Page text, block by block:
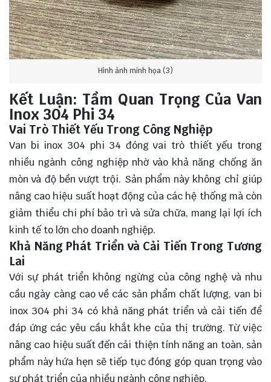
Hình ảnh minh họa (3)
Kết Luận: Tầm Quan Trọng Của Van
Inox 304 Phi 34
Vai Trò Thiết Yếu Trong Công Nghiệp
Van bi inox 304 phi 34 đóng vai trò thiết yếu trong
nhiều ngành công nghiệp nhờ vào khả năng chống ăn
mòn và độ bền vượt trội. Sản phẩm này không chỉ giúp
nâng cao hiệu suất hoạt động của các hệ thống mà còn
giảm thiểu chi phí bảo trì và sửa chữa, mang lại lợi ích
kinh tế to lớn cho doanh nghiệp.
Khả Năng Phát Triển và Cải Tiến Trong Tương
Lai
Với sự phát triển không ngừng của công nghệ và nhu
cầu ngày càng cao về các sản phẩm chất lượng, van bi
inox 304 phi 34 có khả năng phát triển và cải tiến để
đáp ứng các yêu cầu khắt khe của thị trường. Từ việc
nâng cao hiệu suất đến cải thiện tính năng an toàn, sản
phẩm này hứa hẹn sẽ tiếp tục đóng góp quan trọng vào
sự phát triển của nhiều ngành công nghiệp.